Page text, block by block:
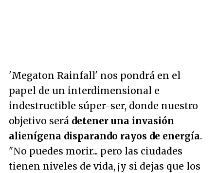
'Megaton Rainfall' nos pondrá en el
papel de un interdimensional e
indestructible súper-ser, donde nuestro
objetivo será detener una invasión
alienígena disparando rayos de energía.
"No puedes morir... pero las ciudades
tienen niveles de vida, ¡y si dejas que los